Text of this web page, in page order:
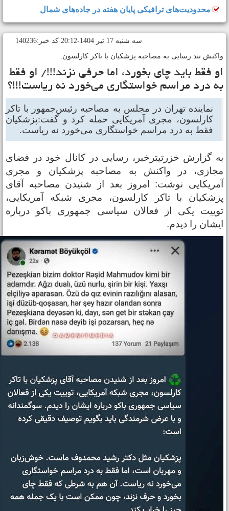
محدودیت‌های ترافیکی پایان هفته در جاده‌های شمال
سه شنبه 17 تير 1404-20:12 کد خبر:140236
تند رسایی به مصاحبه پزشکیان با تاکر کارلسون:
فقط باید چای بخورد، اما حرفی نزند!!!/ او فقط
درد مراسم خواستگاری می‌خورد نه ریاست!!!؟
نماینده تهران در مجلس به مصاحبه رئیس‌جمهور با تاکر
کارلسون، مجری آمریکایی حمله کرد و گفت:پزشکیان
فقط به درد مراسم خواستگاری می‌خورد نه ریاست.
گزارش خزرتیترخبر، رسایی در کانال خود در فضای
در واکنش به مصاحبه پزشکیان و مجری
نوشت: امروز بعد از شنیدن مصاحبه آقای
با تاکر کارلسون، مجری شبکه آمریکایی،
یکی از فعالان سیاسی جمهوری باکو درباره
را دیدم.